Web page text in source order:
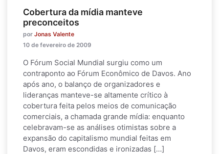
Cobertura da mídia manteve
preconceitos
por Jonas Valente
10 de fevereiro de 2009
O Fórum Social Mundial surgiu como um
contraponto ao Fórum Econômico de Davos. Ano
após ano, o balanço de organizadores e
lideranças manteve-se altamente crítico à
cobertura feita pelos meios de comunicação
comerciais, a chamada grande mídia: enquanto
celebravam-se as análises otimistas sobre a
expansão do capitalismo mundial feitas em
Davos, eram escondidas e ironizadas […]